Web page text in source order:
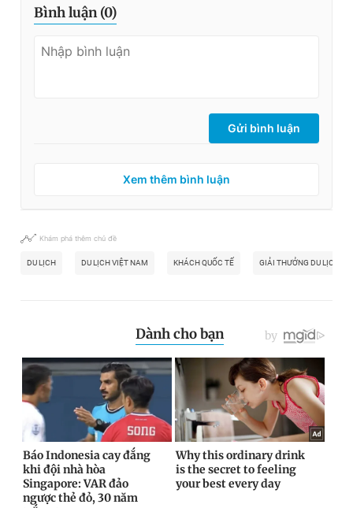
Bình luận (0)
Gửi bình luận
Xem thêm bình luận
Khám phá thêm chủ đề
DU LỊCH DU LỊCH VIỆT NAM KHÁCH QUỐC TẾ GIẢI THƯỞNG DU LỊCH